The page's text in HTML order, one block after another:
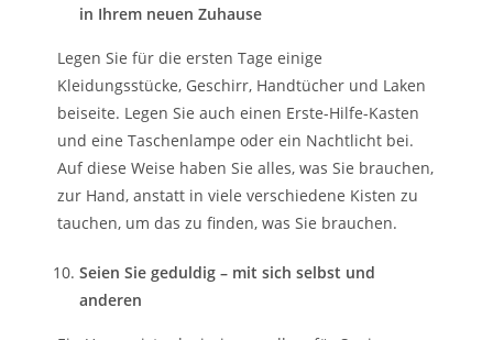
in Ihrem neuen Zuhause
Legen Sie für die ersten Tage einige
Kleidungsstücke, Geschirr, Handtücher und Laken
beiseite. Legen Sie auch einen Erste-Hilfe-Kasten
und eine Taschenlampe oder ein Nachtlicht bei.
Auf diese Weise haben Sie alles, was Sie brauchen,
zur Hand, anstatt in viele verschiedene Kisten zu
tauchen, um das zu finden, was Sie brauchen.
Seien Sie geduldig – mit sich selbst und
anderen